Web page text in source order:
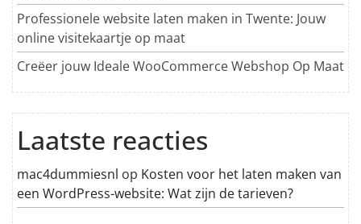
Professionele website laten maken in Twente: Jouw
online visitekaartje op maat
Creëer jouw Ideale WooCommerce Webshop Op Maat
Laatste reacties
mac4dummiesnl op Kosten voor het laten maken van
een WordPress-website: Wat zijn de tarieven?